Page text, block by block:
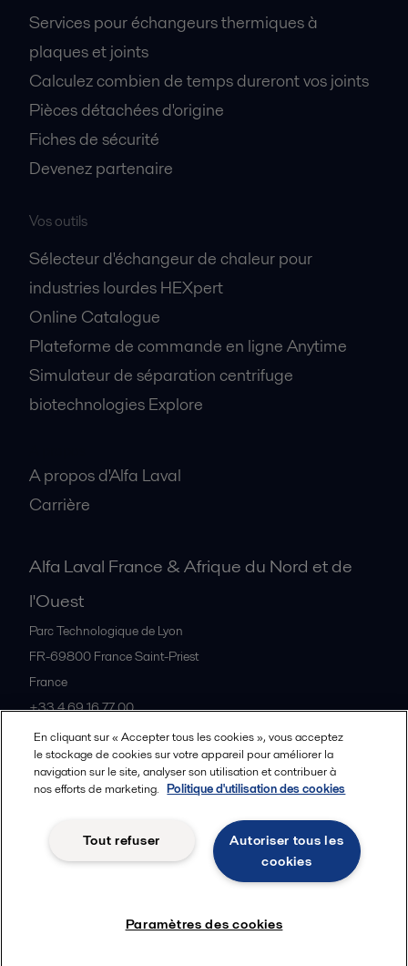
Services pour échangeurs thermiques à
plaques et joints
Calculez combien de temps dureront vos joints
Pièces détachées d'origine
Fiches de sécurité
Devenez partenaire
Vos outils
Sélecteur d'échangeur de chaleur pour
industries lourdes HEXpert
Online Catalogue
Plateforme de commande en ligne Anytime
Simulateur de séparation centrifuge
biotechnologies Explore
A propos d'Alfa Laval
Carrière
Alfa Laval France & Afrique du Nord et de
l'Ouest
Parc Technologique de Lyon
FR-69800 France Saint-Priest
France
+33 4 69 16 77 00
Tous les bureaux et partenaires
© 2015-2026, ALFA LAVAL
Cookies policy Legal terms and conditions
En cliquant sur « Accepter tous les cookies », vous acceptez
le stockage de cookies sur votre appareil pour améliorer la
navigation sur le site, analyser son utilisation et contribuer à
nos efforts de marketing. Politique d'utilisation des cookies
Autoriser tous les
cookies
Tout refuser
Paramètres des cookies